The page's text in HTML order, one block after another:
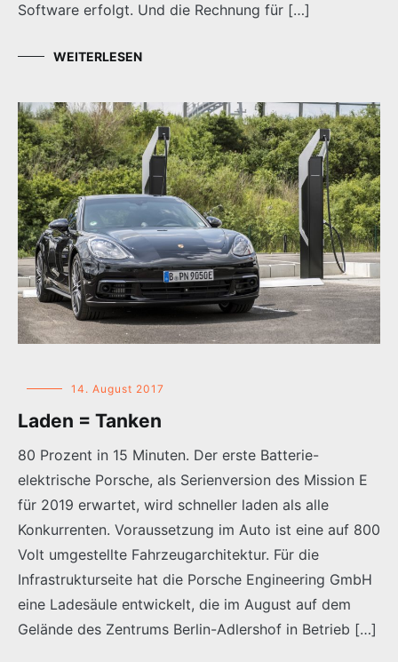
Software erfolgt. Und die Rechnung für […]
WEITERLESEN
14. August 2017
Laden = Tanken
80 Prozent in 15 Minuten. Der erste Batterie-
elektrische Porsche, als Serienversion des Mission E
für 2019 erwartet, wird schneller laden als alle
Konkurrenten. Voraussetzung im Auto ist eine auf 800
Volt umgestellte Fahrzeugarchitektur. Für die
Infrastrukturseite hat die Porsche Engineering GmbH
eine Ladesäule entwickelt, die im August auf dem
Gelände des Zentrums Berlin-Adlershof in Betrieb […]